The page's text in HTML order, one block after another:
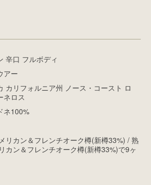
辛口 フルボディ
アー
カリフォルニア州 ノース・コースト ロ
ネロス
ネ100%
リカン＆フレンチオーク樽(新樽33%) / 熟
カン＆フレンチオーク樽(新樽33%)で9ヶ